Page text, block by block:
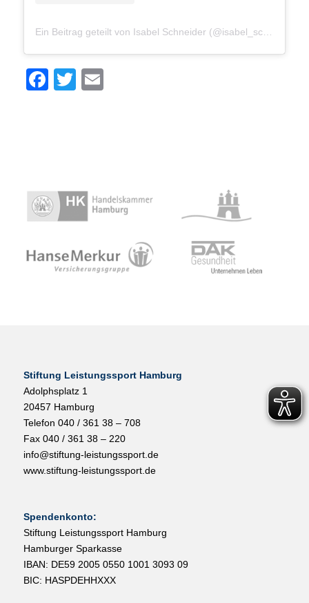
Ein Beitrag geteilt von Isabel Schneider (@isabel_schneider__)
Facebook
Twitter
Stiftung Leistungssport Hamburg
Adolphsplatz 1
20457 Hamburg
Telefon 040 / 361 38 – 708
Fax 040 / 361 38 – 220
info@stiftung-leistungssport.de
www.stiftung-leistungssport.de
Spendenkonto:
Stiftung Leistungssport Hamburg
Hamburger Sparkasse
IBAN: DE59 2005 0550 1001 3093 09
BIC: HASPDEHHXXX